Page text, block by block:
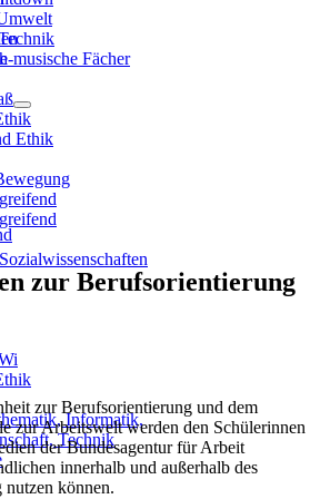
musische Fächer
Ethik
Informatik,
Technik
zur Berufsorientierung
zur Berufsorientierung und dem
zur Arbeitswelt werden den Schülerinnen
der Bundesagentur für Arbeit
innerhalb und außerhalb des
nutzen können.